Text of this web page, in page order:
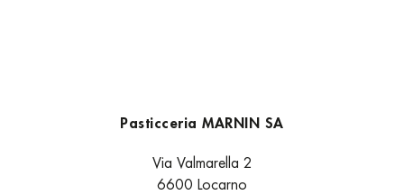
Pasticceria MARNIN SA
Via Valmarella 2
6600 Locarno